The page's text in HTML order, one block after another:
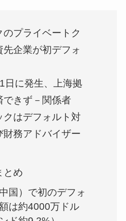
プライベートク
先企業が初デフォ
日に発生、上海拠
できず－関係者
クはデフォルト対
財務アドバイザー
とめ
国）で初のデフォ
は約4000万ドル